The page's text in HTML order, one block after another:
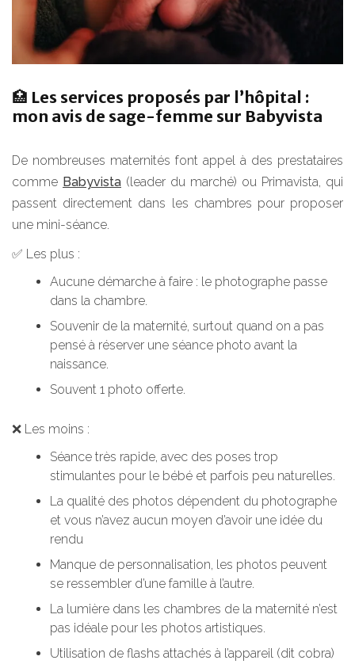
🏥 Les services proposés par l’hôpital :
mon avis de sage-femme sur Babyvista
De nombreuses maternités font appel à des prestataires
comme Babyvista (leader du marché) ou Primavista, qui
passent directement dans les chambres pour proposer
une mini-séance.
✅ Les plus :
Aucune démarche à faire : le photographe passe
dans la chambre.
Souvenir de la maternité, surtout quand on a pas
pensé à réserver une séance photo avant la
naissance.
Souvent 1 photo offerte.
❌ Les moins :
Séance très rapide, avec des poses trop
stimulantes pour le bébé et parfois peu naturelles.
La qualité des photos dépendent du photographe
et vous n’avez aucun moyen d’avoir une idée du
rendu
Manque de personnalisation, les photos peuvent
se ressembler d’une famille à l’autre.
La lumière dans les chambres de la maternité n’est
pas idéale pour les photos artistiques.
Utilisation de flashs attachés à l’appareil (dit cobra)